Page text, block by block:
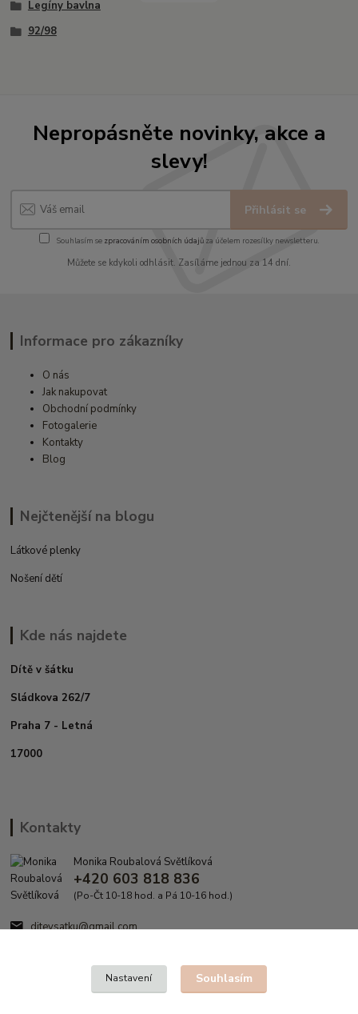
Legíny bavlna
92/98
Nepropásněte novinky, akce a
slevy!
Přihlásit se
Souhlasím se zpracováním osobních údajůza účelem rozesílky newsletteru.
Můžete se kdykoli odhlásit. Zasíláme jednou za 14 dní.
Informace pro zákazníky
O nás
Jak nakupovat
Obchodní podmínky
Fotogalerie
Kontakty
Blog
Nejčtenější na blogu
Látkové plenky
Nošení dětí
Kde nás najdete
Dítě v šátku
Sládkova 262/7
Praha 7 - Letná
17000
Kontakty
Monika Roubalová Světlíková
+420 603 818 836
(Po-Čt 10-18 hod. a Pá 10-16 hod.)
ditevsatku@gmail.com
Nastavení Souhlasím